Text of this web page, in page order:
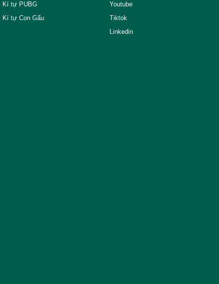
Kí tự PUBG
Kí tự Con Gấu
Youtube
Tiktok
Linkedin